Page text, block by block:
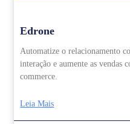
Edrone
Automatize o relacionamento
interação e aumente as
commerce.
Leia Mais